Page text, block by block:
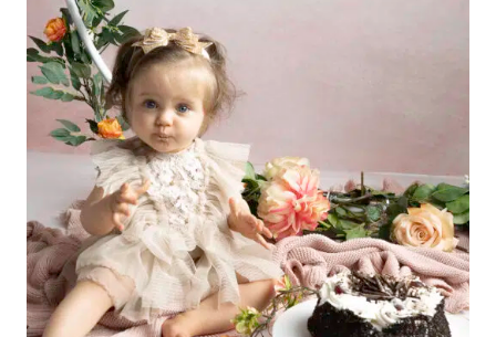
METZ
ET
ENCADREMENT
DE
VOS
IMAGES
DE
FAÇON
PROFESSIONNEL